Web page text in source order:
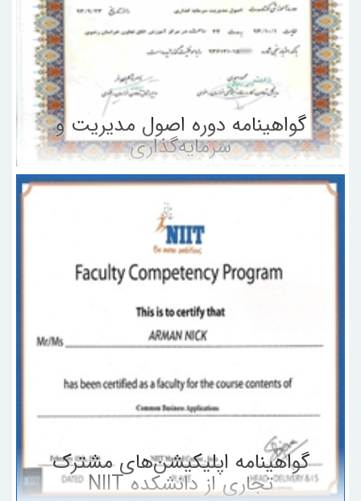
گواهینامه دوره اصول مدیریت و
سرمایه‌گذاری
گواهینامه اپلیکیشن‌های مشترک
تجاری از دانشکده NIIT